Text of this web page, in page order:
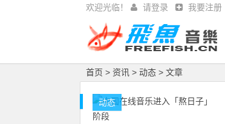
欢迎光临！ 请登录 我要注册
首页 > 资讯 > 动态 > 文章
动态